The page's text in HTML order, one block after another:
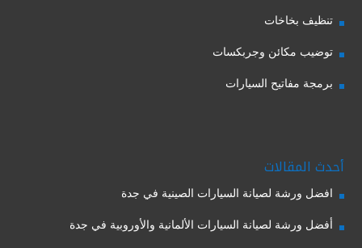
تنظيف بخاخات
توضيب مكائن وجربكسات
برمجة مفاتيح السيارات
أحدث المقالات
افضل ورشة لصيانة السيارات الصينية في جدة
أفضل ورشة لصيانة السيارات الألمانية والأوروبية في جدة